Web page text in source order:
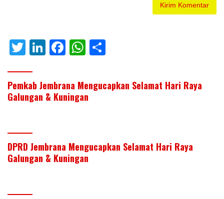
T
itt
er
Li
k
e
F
e
b
k
W
at
s
p
ar
e
Pemkab Jembrana Mengucapkan Selamat Hari Raya
Galungan & Kuningan
DPRD Jembrana Mengucapkan Selamat Hari Raya
Galungan & Kuningan